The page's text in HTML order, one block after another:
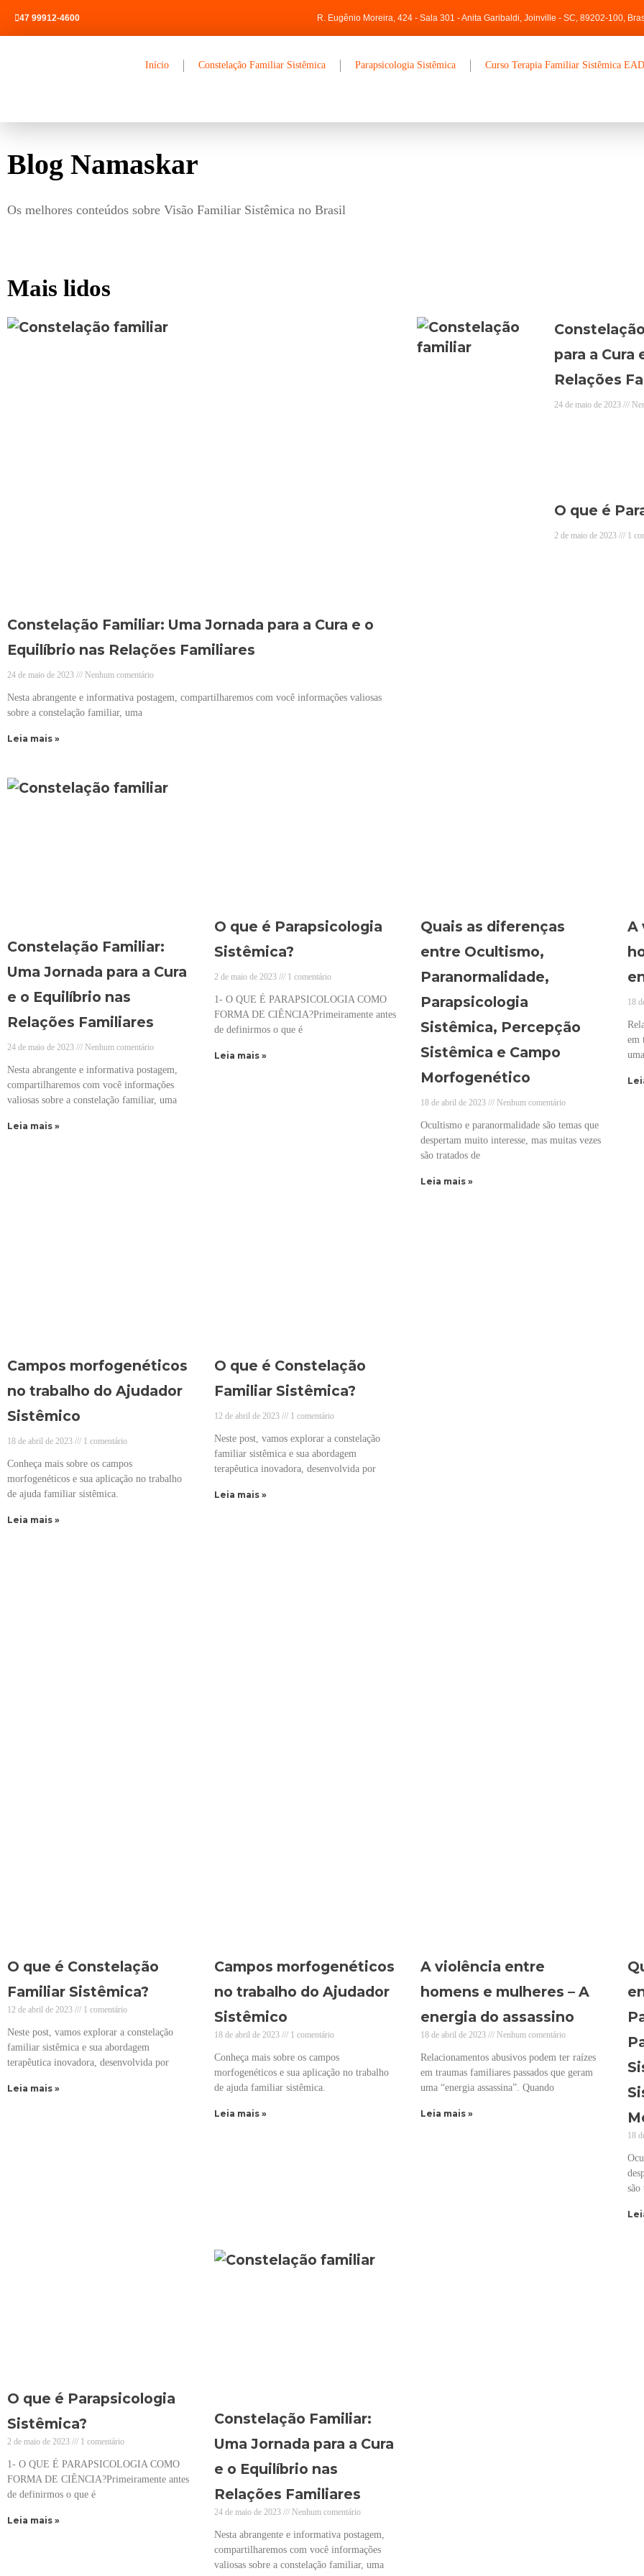
47 99912-4600 R. Eugênio Moreira, 424 - Sala 301 - Anita Garibaldi, Joinville - SC, 89202-100,
Início Constelação Familiar Sistêmica Parapsicologia Sistêmica Curso Terapia Familiar Sistêmica EAD
Blog Namaskar
Os melhores conteúdos sobre Visão Familiar Sistêmica no Brasil
Mais lidos
Constelação Familiar: Uma Jornada para a Cura e o
Equilíbrio nas Relações Familiares
24 de maio de 2023 Nenhum comentário
Nesta abrangente e informativa postagem, compartilharemos com você informações valiosas
sobre a constelação familiar, uma
Leia mais »
para a Cura
Relações
24 de maio de 2023
O que é
2 de maio de 2023 1
Constelação Familiar:
Uma Jornada para a Cura
e o Equilíbrio nas
Relações Familiares
24 de maio de 2023 Nenhum comentário
Nesta abrangente e informativa postagem,
compartilharemos com você informações
valiosas sobre a constelação familiar, uma
Leia mais »
O que é Parapsicologia
Sistêmica?
2 de maio de 2023 1 comentário
1- O QUE É PARAPSICOLOGIA COMO
FORMA DE CIÊNCIA?Primeiramente antes
de definirmos o que é
Leia mais »
Quais as diferenças
entre Ocultismo,
Paranormalidade,
Parapsicologia
Sistêmica, Percepção
Sistêmica e Campo
Morfogenético
18 de abril de 2023 Nenhum comentário
Ocultismo e paranormalidade são temas que
despertam muito interesse, mas muitas vezes
são tratados de
Leia mais »
A
18
em
Campos morfogenéticos
no trabalho do Ajudador
Sistêmico
18 de abril de 2023 1 comentário
Conheça mais sobre os campos
morfogenéticos e sua aplicação no trabalho
de ajuda familiar sistêmica.
Leia mais »
O que é Constelação
Familiar Sistêmica?
12 de abril de 2023 1 comentário
Neste post, vamos explorar a constelação
familiar sistêmica e sua abordagem
terapêutica inovadora, desenvolvida por
Leia mais »
O que é Constelação
Familiar Sistêmica?
12 de abril de 2023 1 comentário
Neste post, vamos explorar a constelação
familiar sistêmica e sua abordagem
terapêutica inovadora, desenvolvida por
Leia mais »
Campos morfogenéticos
no trabalho do Ajudador
Sistêmico
18 de abril de 2023 1 comentário
Conheça mais sobre os campos
morfogenéticos e sua aplicação no trabalho
de ajuda familiar sistêmica.
Leia mais »
A violência entre
homens e mulheres – A
energia do assassino
18 de abril de 2023 Nenhum comentário
Relacionamentos abusivos podem ter raízes
em traumas familiares passados que geram
uma “energia assassina”. Quando
Leia mais »
18
são
O que é Parapsicologia
Sistêmica?
2 de maio de 2023 1 comentário
1- O QUE É PARAPSICOLOGIA COMO
FORMA DE CIÊNCIA?Primeiramente antes
de definirmos o que é
Leia mais »
Constelação Familiar:
Uma Jornada para a Cura
e o Equilíbrio nas
Relações Familiares
24 de maio de 2023 Nenhum comentário
Nesta abrangente e informativa postagem,
compartilharemos com você informações
valiosas sobre a constelação familiar, uma